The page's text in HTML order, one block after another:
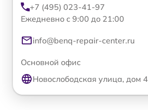
+7 (495) 023-41-97
Ежедневно с 9:00 до 21:00
info@benq-repair-center.ru
Основной офис
Новослободская улица, дом 4